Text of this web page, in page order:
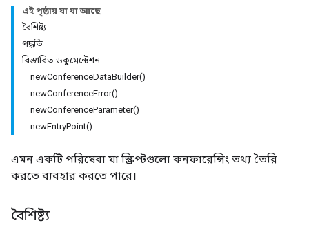
এই পৃষ্ঠায় যা যা আছে
বৈশিষ্ট্য
পদ্ধতি
বিস্তারিত ডকুমেন্টেশন
newConferenceDataBuilder()
newConferenceError()
newConferenceParameter()
newEntryPoint()
এমন একটি পরিষেবা যা স্ক্রিপ্টগুলো কনফারেন্সিং তথ্য তৈরি
করতে ব্যবহার করতে পারে।
বৈশিষ্ট্য